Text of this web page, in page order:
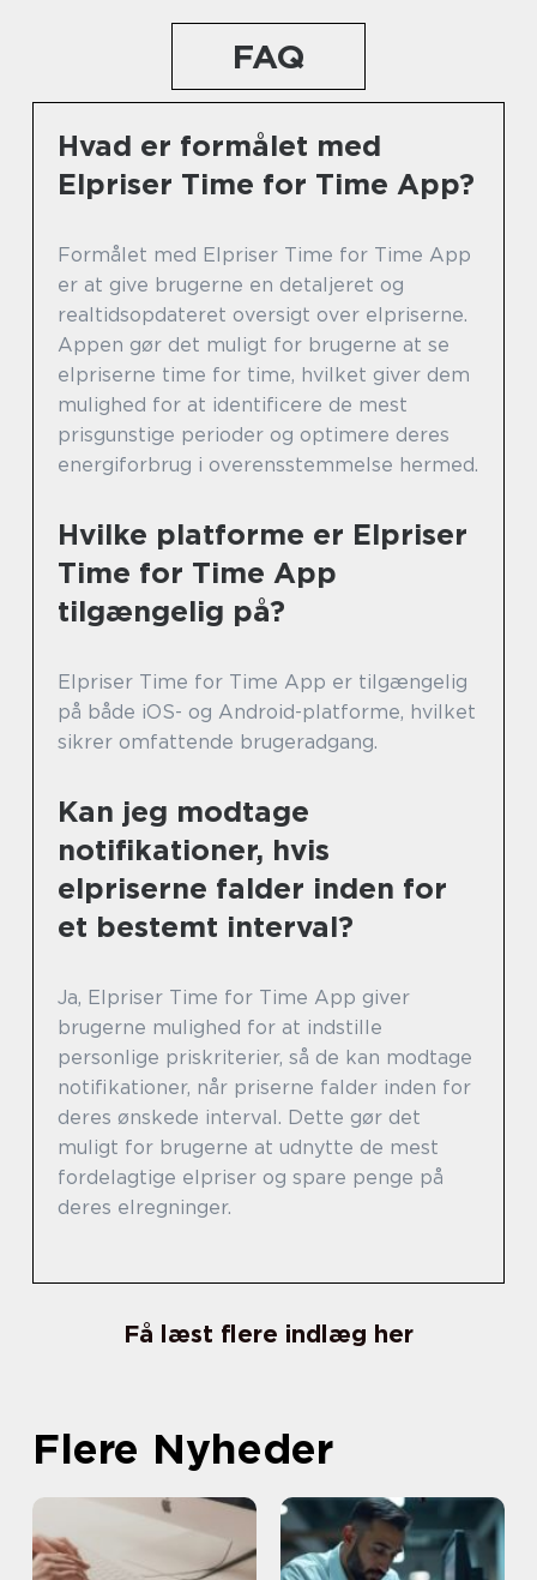
FAQ
Hvad er formålet med
Elpriser Time for Time App?
Formålet med Elpriser Time for Time App
er at give brugerne en detaljeret og
realtidsopdateret oversigt over elpriserne.
Appen gør det muligt for brugerne at se
elpriserne time for time, hvilket giver dem
mulighed for at identificere de mest
prisgunstige perioder og optimere deres
energiforbrug i overensstemmelse hermed.
Hvilke platforme er Elpriser
Time for Time App
tilgængelig på?
Elpriser Time for Time App er tilgængelig
på både iOS- og Android-platforme, hvilket
sikrer omfattende brugeradgang.
Kan jeg modtage
notifikationer, hvis
elpriserne falder inden for
et bestemt interval?
Ja, Elpriser Time for Time App giver
brugerne mulighed for at indstille
personlige priskriterier, så de kan modtage
notifikationer, når priserne falder inden for
deres ønskede interval. Dette gør det
muligt for brugerne at udnytte de mest
fordelagtige elpriser og spare penge på
deres elregninger.
Få læst flere indlæg her
Flere Nyheder